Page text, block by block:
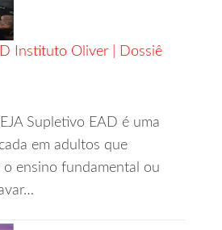
Instituto Oliver | Dossiê
Supletivo EAD é uma
em adultos que
o ensino fundamental ou